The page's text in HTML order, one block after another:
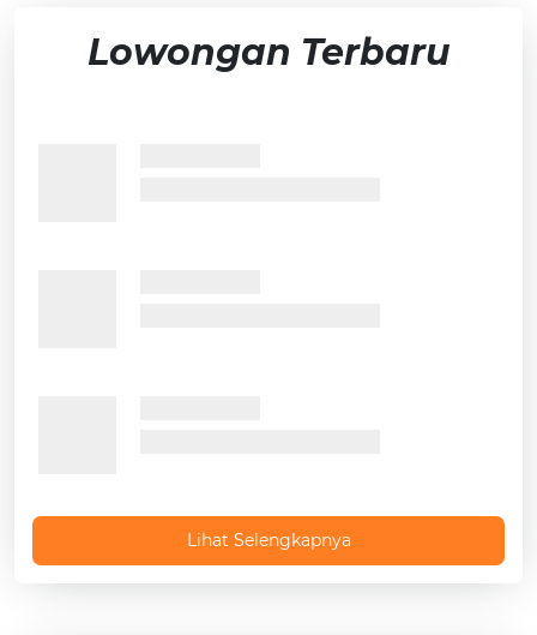
Lowongan Terbaru
Lihat Selengkapnya